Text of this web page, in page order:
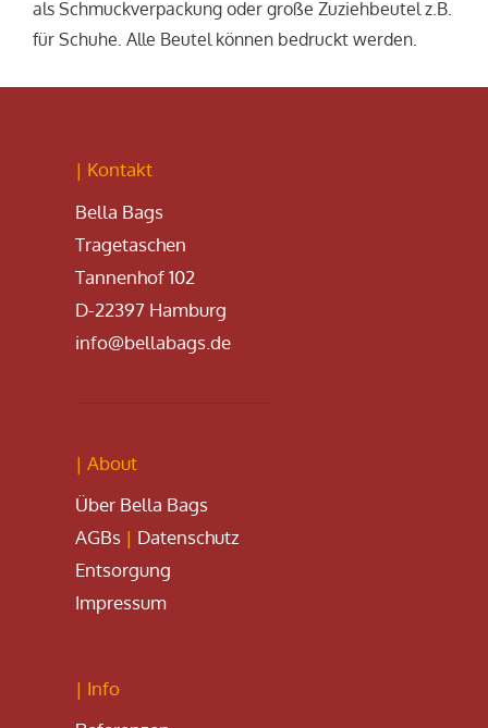
als Schmuckverpackung oder große Zuziehbeutel z.B.
für Schuhe. Alle Beutel können bedruckt werden.
| Kontakt
Bella Bags
Tragetaschen
Tannenhof 102
D-22397 Hamburg
info@bellabags.de
| About
Über Bella Bags
AGBs | Datenschutz
Entsorgung
Impressum
| Info